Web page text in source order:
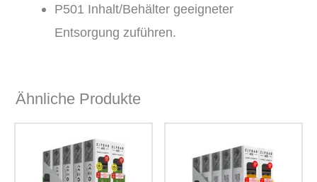
P501 Inhalt/Behälter geeigneter
Entsorgung zuführen.
Ähnliche Produkte